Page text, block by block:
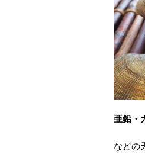
亜鉛・
などの